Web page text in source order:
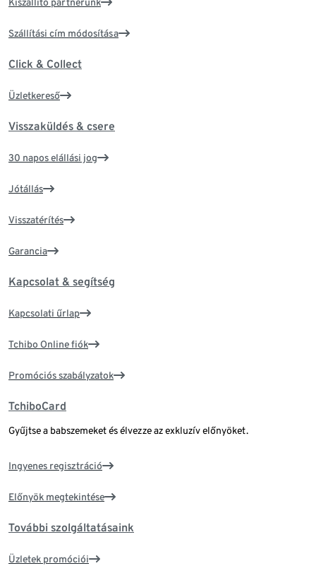
Szállítási cím módosítása
Click & Collect
Üzletkereső
Visszaküldés & csere
30 napos elállási jog
Jótállás
Visszatérítés
Garancia
Kapcsolat & segítség
Kapcsolati űrlap
Tchibo Online fiók
Promóciós szabályzatok
TchiboCard
Gyűjtse a babszemeket és élvezze az exkluzív előnyöket.
Ingyenes regisztráció
Előnyök megtekintése
További szolgáltatásaink
Üzletek promóciói